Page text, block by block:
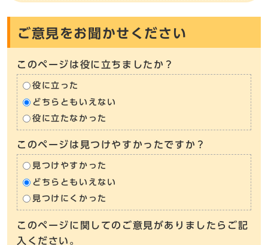
ご意見をお聞かせください
このページは役に立ちましたか？
役に立った
どちらともいえない
役に立たなかった
このページは見つけやすかったですか？
見つけやすかった
どちらともいえない
見つけにくかった
このページに関してのご意見がありましたらご記
入ください。